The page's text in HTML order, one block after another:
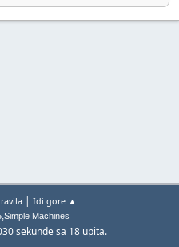
| Idi gore ▲
,Simple Machines
sekunde sa 18 upita.